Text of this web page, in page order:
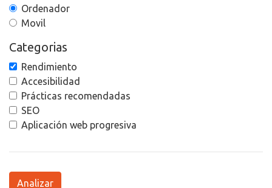
Ordenador
Movil
Categorias
Rendimiento
Accesibilidad
Prácticas recomendadas
SEO
Aplicación web progresiva
Analizar